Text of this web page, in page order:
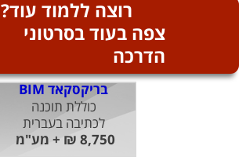
בריקסקאד BIM
כוללת תוכנה
לכתיבה בעברית
8,750 ₪ + מע"מ
רוצה ללמוד עוד?
צפה בעוד בסרטוני
הדרכה